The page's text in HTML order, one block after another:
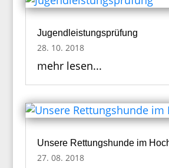
Jugendleistungsprüfung
28. 10. 2018
mehr lesen...
Unsere Rettungshunde im
27. 08. 2018